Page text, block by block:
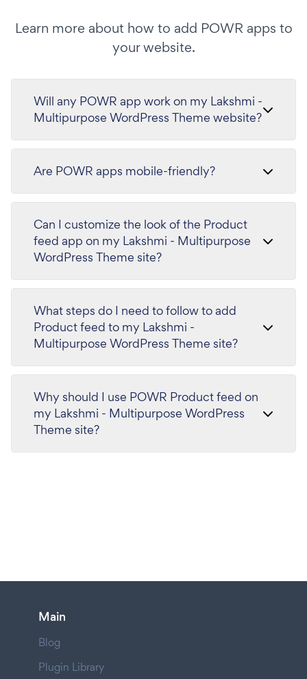
Learn more about how to add POWR apps to
your website.
Will any POWR app work on my Lakshmi -
Multipurpose WordPress Theme website?
Are POWR apps mobile-friendly?
Can I customize the look of the Product
feed app on my Lakshmi - Multipurpose
WordPress Theme site?
What steps do I need to follow to add
Product feed to my Lakshmi -
Multipurpose WordPress Theme site?
Why should I use POWR Product feed on
my Lakshmi - Multipurpose WordPress
Theme site?
Main
Blog
Plugin Library